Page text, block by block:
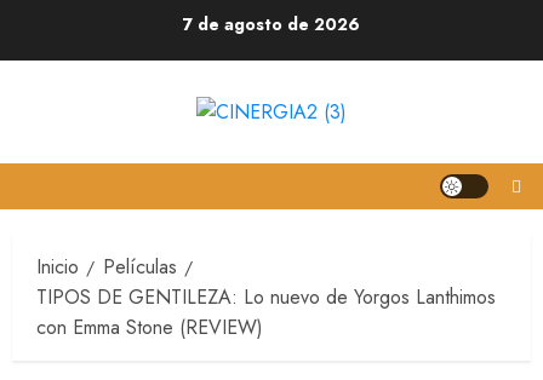
7 de agosto de 2026
Inicio
Películas
TIPOS DE GENTILEZA: Lo nuevo de Yorgos Lanthimos
con Emma Stone (REVIEW)